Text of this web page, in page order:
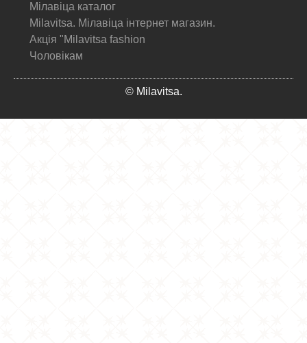
Мілавіца каталог
Milavitsa. Мілавіца інтернет магазин.
Акція "Milavitsa fashion
Чоловікам
© Milavitsa.